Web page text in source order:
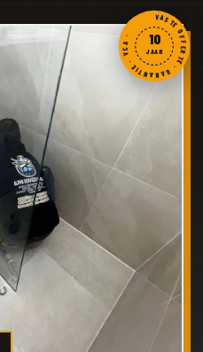
VASTE OFFERTE · GARANTIE · VCA ·
10
JAAR